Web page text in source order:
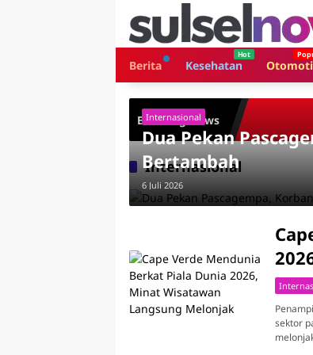
Berita Kesehatan
Breaking News
Internasional
Internasional
Dua Pekan
Bertambah
6 Juli 2026
sektor